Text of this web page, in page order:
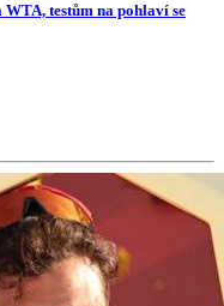
testům na pohlaví se